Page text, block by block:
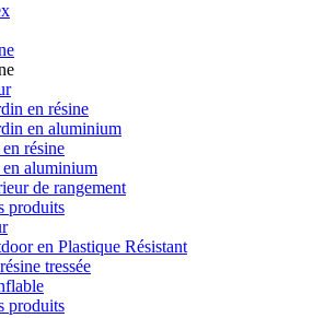
en résine
en aluminium
résine
en aluminium
de rangement
produits
en Plastique Résistant
tressée
produits